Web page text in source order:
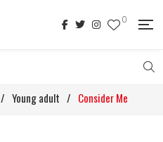
0
/ Young adult / Consider Me